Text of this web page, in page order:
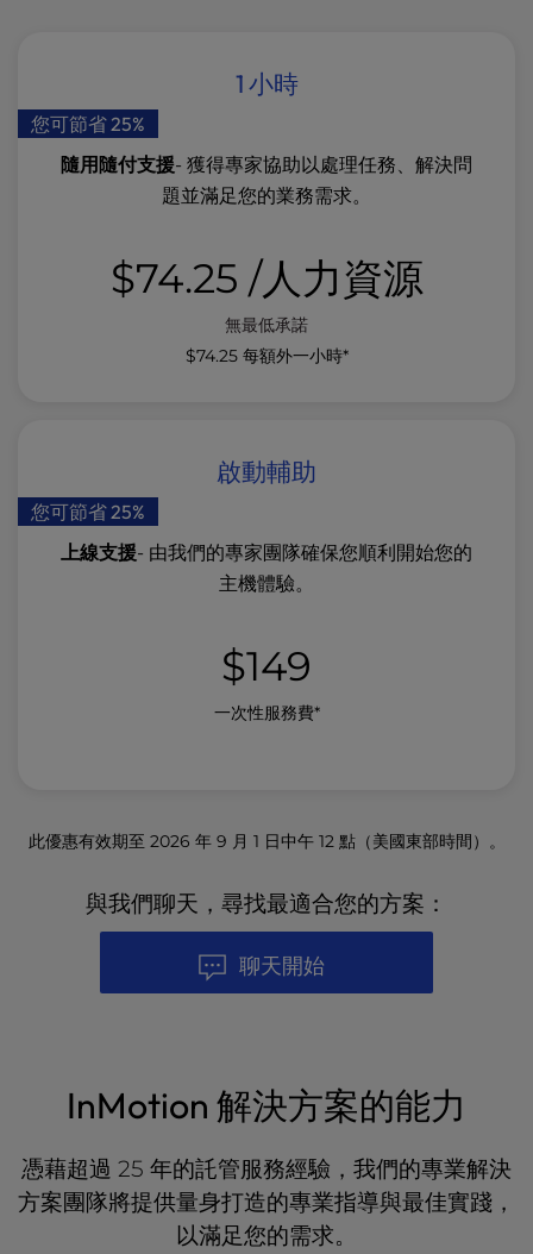
1 小時
您可節省 25%
隨用隨付支援- 獲得專家協助以處理任務、解決問
題並滿足您的業務需求。
$74.25 /人力資源
無最低承諾
$74.25每額外一小時*
啟動輔助
您可節省 25%
上線支援- 由我們的專家團隊確保您順利開始您的
主機體驗。
$149
一次性服務費*
此優惠有效期至 2026 年 9 月 1 日中午 12 點（美國東部時間）。
與我們聊天，尋找最適合您的方案：
聊天開始
InMotion 解決方案的能力
憑藉超過 25 年的託管服務經驗，我們的專業解決
方案團隊將提供量身打造的專業指導與最佳實踐，
以滿足您的需求。